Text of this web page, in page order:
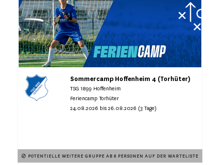
Sommercamp Hoffenheim 4 (Torhüter)
TSG 1899 Hoffenheim
Feriencamp Torhüter
24.08.2026 bis 26.08.2026 (3 Tage)
POTENTIELLE WEITERE GRUPPE AB 6 PERSONEN AUF DER WARTELISTE